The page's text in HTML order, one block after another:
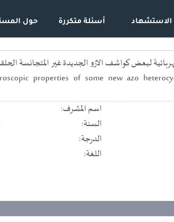
الاستشهاد أسئلة متكررة حول
لبعض كواشف الازو الجديدة غير المتجانسة
properties of some new azo
اسم المشرف:
السنة:
الدرجة:
اللغة: